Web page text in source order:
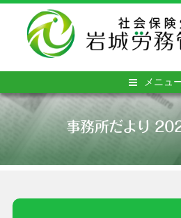
メニュ
事務所だより